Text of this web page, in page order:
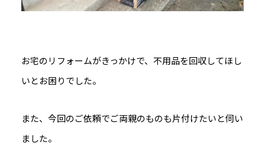
お宅のリフォームがきっかけで、不用品を回収してほし
いとお困りでした。
また、今回のご依頼でご両親のものも片付けたいと伺い
ました。